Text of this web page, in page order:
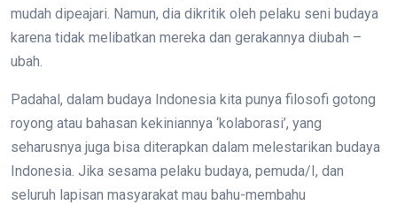
mudah dipeajari. Namun, dia dikritik oleh pelaku seni budaya
karena tidak melibatkan mereka dan gerakannya diubah –
ubah.
Padahal, dalam budaya Indonesia kita punya filosofi gotong
royong atau bahasan kekiniannya ‘kolaborasi’, yang
seharusnya juga bisa diterapkan dalam melestarikan budaya
Indonesia. Jika sesama pelaku budaya, pemuda/I, dan
seluruh lapisan masyarakat mau bahu-membahu